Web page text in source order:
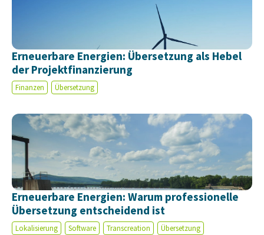
Erneuerbare Energien: Übersetzung als Hebel
der Projektfinanzierung
Finanzen Übersetzung
Erneuerbare Energien: Warum professionelle
Übersetzung entscheidend ist
Lokalisierung Software Transcreation Übersetzung